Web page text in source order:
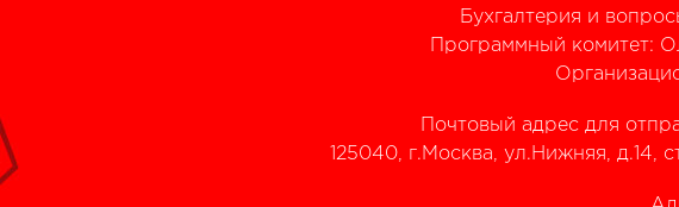
Бухгалтерия и
Программный комитет:
Почтовый адрес для
125040, г.Москва, ул.Нижняя,